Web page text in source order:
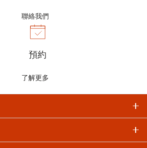
聯絡我們
預約
了解更多